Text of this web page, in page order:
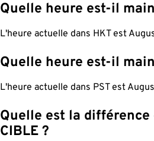
Quelle heure est-il
L'heure actuelle dans HKT est
Quelle heure est-il
L'heure actuelle dans PST est
Quelle est la
CIBLE ?